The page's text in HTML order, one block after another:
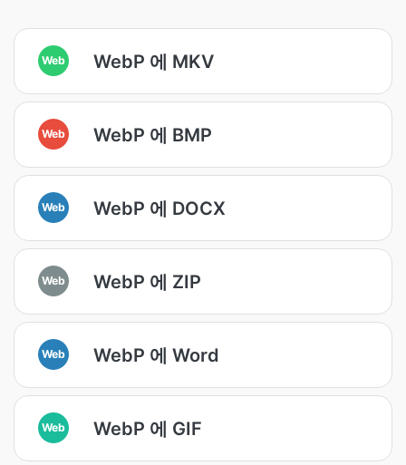
Web WebP 에 MKV
Web WebP 에 BMP
Web WebP 에 DOCX
Web WebP 에 ZIP
Web WebP 에 Word
Web WebP 에 GIF